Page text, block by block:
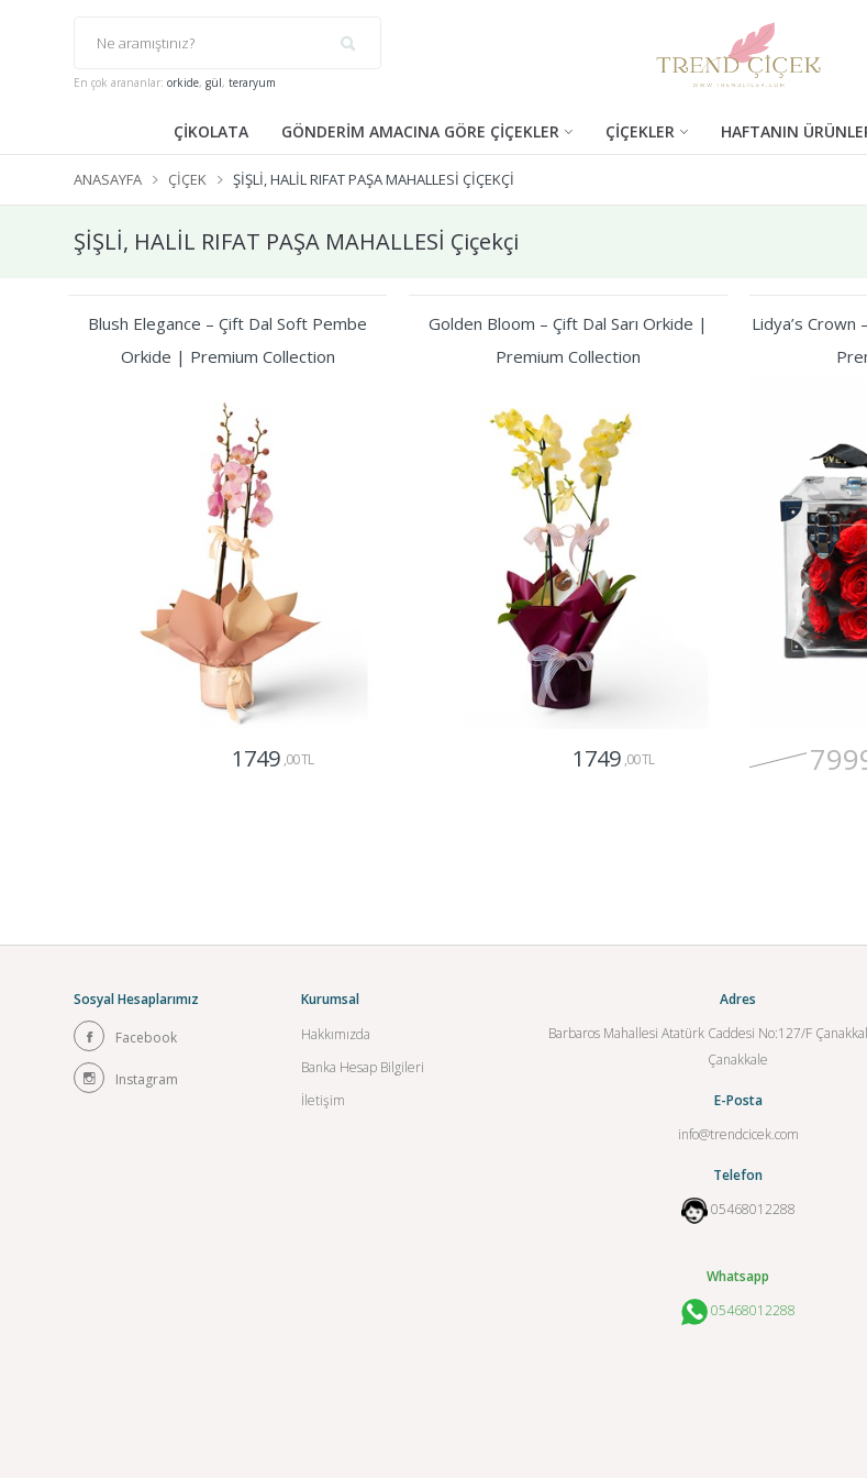
En çok arananlar: orkide, gül, teraryum
ÇİKOLATA GÖNDERİM AMACINA GÖRE ÇİÇEKLER ÇİÇEKLER HAFTANIN
ANASAYFA ÇIÇEK ŞİŞLİ, HALİL RIFAT PAŞA MAHALLESİ ÇIÇEKÇI
ŞİŞLİ, HALİL RIFAT PAŞA MAHALLESİ Çiçekçi
Blush Elegance – Çift Dal Soft Pembe
Orkide | Premium Collection
1749 ,00 TL
Golden Bloom – Çift Dal Sarı Orkide |
Premium Collection
1749 ,00 TL
Lidya’s Crown
Sosyal Hesaplarımız
Facebook
Instagram
Kurumsal
Hakkımızda
Banka Hesap Bilgileri
İletişim
Adres
Barbaros Mahallesi Atatürk Caddesi No:127/F
Çanakkale
E-Posta
info@trendcicek.com
Telefon
05468012288
Whatsapp
05468012288